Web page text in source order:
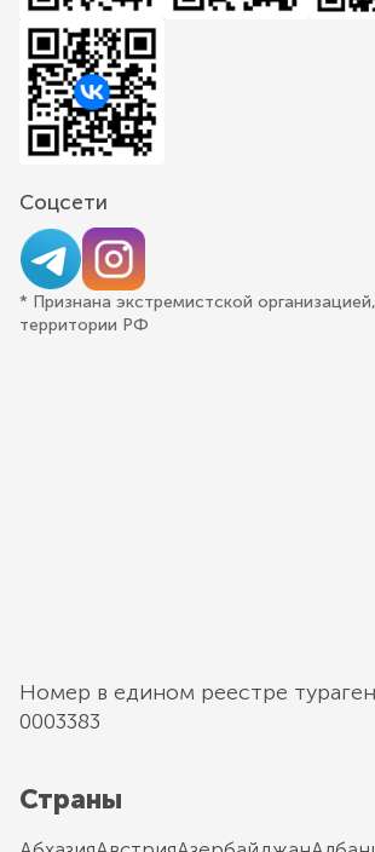
Соцсети
* Признана экстремистской
территории РФ
Номер в едином реестре
0003383
Страны